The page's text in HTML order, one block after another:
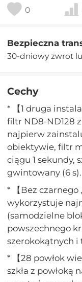
0
Bezpieczna
30-dniowy zwrot
Cechy
* 【1 druga
filtr ND8-ND128
najpierw
obiektywie, filtr
ciągu 1 sekundy,
gwintowany (6 s).
* 【Bez czarnego
wykorzystuje
(samodzielne
powszechnego
szerokokątnych
* 【28 powłok
szkła z powłoką